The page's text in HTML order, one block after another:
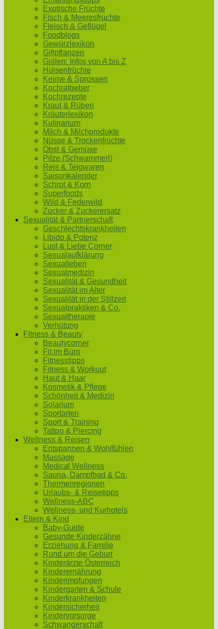
Exotische Früchte
Fisch & Meeresfrüchte
Fleisch & Geflügel
Foodblogs
Gewürzlexikon
Giftpflanzen
Grillen: Infos von A bis Z
Hülsenfrüchte
Keime & Sprossen
Kochratgeber
Kochrezepte
Kraut & Rüben
Kräuterlexikon
Kulinarium
Milch & Milchprodukte
Nüsse & Trockenfrüchte
Obst & Gemüse
Pilze (Schwammerl)
Reis & Teigwaren
Saisonkalender
Schrot & Korn
Superfoods
Wild & Federwild
Zucker & Zuckerersatz
Sexualität & Partnerschaft
Geschlechtskrankheiten
Libido & Potenz
Lust & Liebe Corner
Sexualaufklärung
Sexualleben
Sexualmedizin
Sexualität & Gesundheit
Sexualität im Alter
Sexualität in der Stillzeit
Sexualpraktiken & Co.
Sexualtherapie
Verhütung
Fitness & Beauty
Beautycorner
Fit im Büro
Fitnesstipps
Fitness & Workout
Haut & Haar
Kosmetik & Pflege
Schönheit & Medizin
Solarium
Sportarten
Sport & Training
Tattoo & Piercing
Wellness & Reisen
Entspannen & Wohlfühlen
Massage
Medical Wellness
Sauna, Dampfbad & Co.
Thermenregionen
Urlaubs- & Reisetipps
Wellness-ABC
Wellness- und Kurhotels
Eltern & Kind
Baby-Guide
Gesunde Kinderzähne
Erziehung & Familie
Rund um die Geburt
Kinderärzte Österreich
Kinderernährung
Kinderimpfungen
Kindergarten & Schule
Kinderkrankheiten
Kindersicherheit
Kindervorsorge
Schwangerschaft